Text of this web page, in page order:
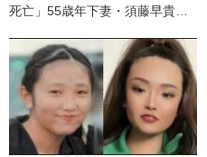
死亡」55歳年下妻・須藤早貴
た“驚愕ワード”の数々「殺す 覚
醒剤 死亡とも検索…」